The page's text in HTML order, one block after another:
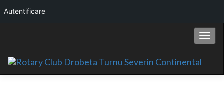
Autentificare